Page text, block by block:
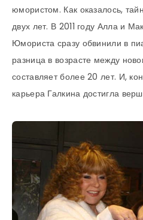
юмористом. Как оказалось,
двух лет. В 2011 году Алла и
Юмориста сразу обвинили в
разница в возрасте между
составляет более 20 лет. И,
карьера Галкина достигла